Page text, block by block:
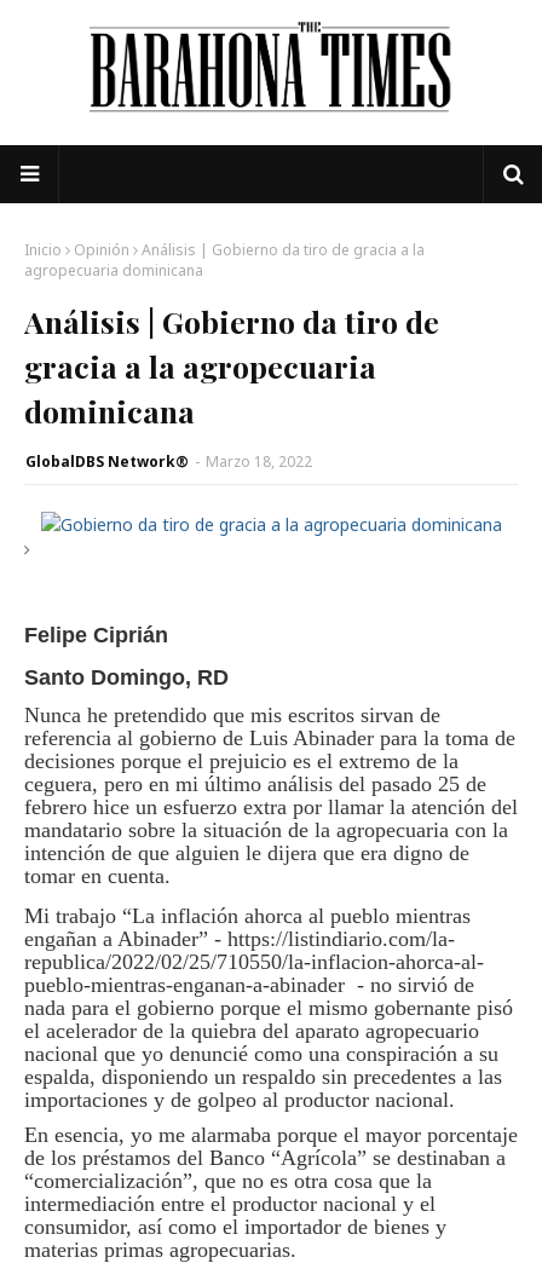
Inicio Opinión
Análisis | Gobierno da tiro de gracia a la
agropecuaria dominicana
Análisis | Gobierno da tiro de
gracia a la agropecuaria
dominicana
GlobalDBS Network® - Marzo 18, 2022
Felipe Ciprián
Santo Domingo, RD
Nunca he pretendido que mis escritos sirvan de
referencia al gobierno de Luis Abinader para la toma de
decisiones porque el prejuicio es el extremo de la
ceguera, pero en mi último análisis del pasado 25 de
febrero hice un esfuerzo extra por llamar la atención del
mandatario sobre la situación de la agropecuaria con la
intención de que alguien le dijera que era digno de
tomar en cuenta.
Mi trabajo “La inflación ahorca al pueblo mientras
engañan a Abinader” - https://listindiario.com/la-
republica/2022/02/25/710550/la-inflacion-ahorca-al-
pueblo-mientras-enganan-a-abinader - no sirvió de
nada para el gobierno porque el mismo gobernante pisó
el acelerador de la quiebra del aparato agropecuario
nacional que yo denuncié como una conspiración a su
espalda, disponiendo un respaldo sin precedentes a las
importaciones y de golpeo al productor nacional.
En esencia, yo me alarmaba porque el mayor porcentaje
de los préstamos del Banco “Agrícola” se destinaban a
“comercialización”, que no es otra cosa que la
intermediación entre el productor nacional y el
consumidor, así como el importador de bienes y
materias primas agropecuarias.